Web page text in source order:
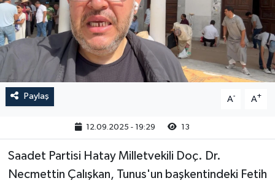
Paylaş A- A+
12.09.2025 - 19:29 13
Saadet Partisi Hatay Milletvekili Doç. Dr.
Necmettin Çalışkan, Tunus'un başkentindeki Fetih